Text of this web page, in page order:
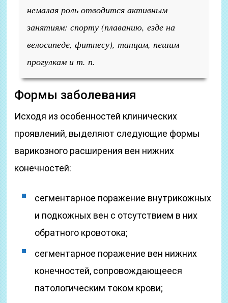
немалая роль отводится активным
занятиям: спорту (плаванию, езде на
велосипеде, фитнесу), танцам, пешим
прогулкам и т. п.
Формы заболевания
Исходя из особенностей клинических
проявлений, выделяют следующие формы
варикозного расширения вен нижних
конечностей:
сегментарное поражение внутрикожных
и подкожных вен с отсутствием в них
обратного кровотока;
сегментарное поражение вен нижних
конечностей, сопровождающееся
патологическим током крови;